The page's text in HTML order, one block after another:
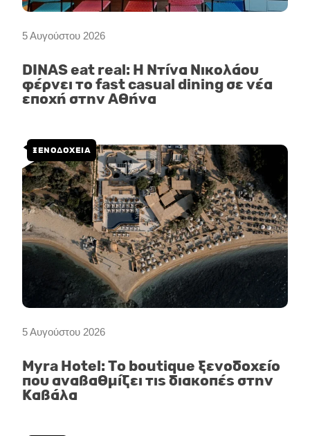
5 Αυγούστου 2026
DINAS eat real: Η Ντίνα Νικολάου
φέρνει το fast casual dining σε νέα
εποχή στην Αθήνα
5 Αυγούστου 2026
ΞΕΝΟΔΟΧΕΙΑ
Myra Hotel: Το boutique ξενοδοχείο
που αναβαθμίζει τις διακοπές στην
Καβάλα